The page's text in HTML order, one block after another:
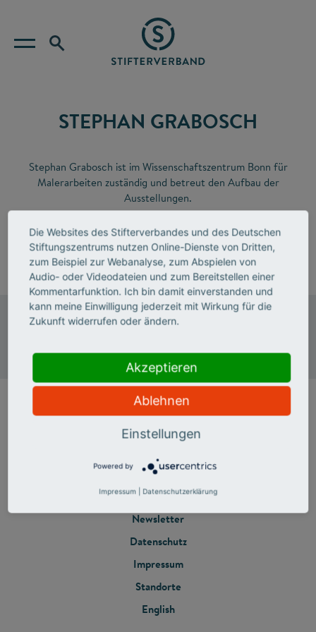
STEPHAN GRABOSCH
Stephan Grabosch ist im Wissenschaftszentrum Bonn für
Malerarbeiten zuständig und betreut den Aufbau der
Ausstellungen.
T 0228 302-0
F 0228 302-270
E-Mail senden
Wissenschaftszentrum Bonn
53175 Bonn
FOOTER
MENU
Newsletter
Datenschutz
Impressum
Standorte
English
Die Websites des Stifterverbandes und des Deutschen
Stiftungszentrums nutzen Online-Dienste von Dritten,
zum Beispiel zur Webanalyse, zum Abspielen von
Audio- oder Videodateien und zum Bereitstellen einer
Kommentarfunktion. Ich bin damit einverstanden und
kann meine Einwilligung jederzeit mit Wirkung für die
Zukunft widerrufen oder ändern.
Akzeptieren
Ablehnen
Einstellungen
Powered by
Impressum Datenschutzerklärung